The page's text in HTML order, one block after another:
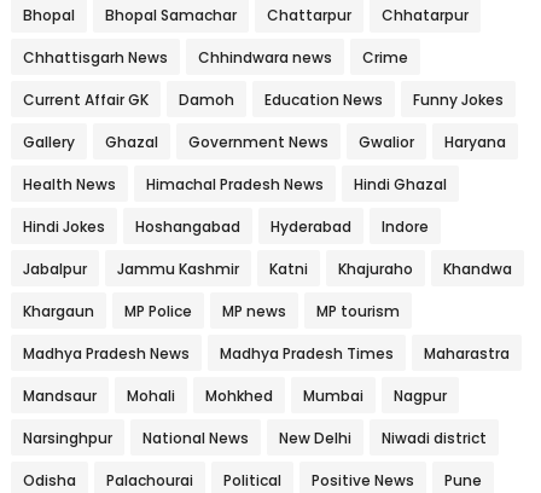
Bhopal Bhopal Samachar Chattarpur Chhatarpur
Chhattisgarh News Chhindwara news Crime
Current Affair GK Damoh Education News Funny Jokes
Gallery Ghazal Government News Gwalior Haryana
Health News Himachal Pradesh News Hindi Ghazal
Hindi Jokes Hoshangabad Hyderabad Indore
Jabalpur Jammu Kashmir Katni Khajuraho Khandwa
Khargaun MP Police MP news MP tourism
Madhya Pradesh News Madhya Pradesh Times Maharastra
Mandsaur Mohali Mohkhed Mumbai Nagpur
Narsinghpur National News New Delhi Niwadi district
Odisha Palachourai Political Positive News Pune